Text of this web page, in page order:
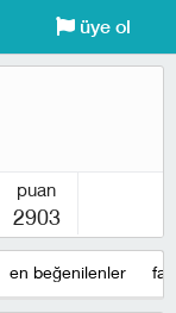
üye ol
puan
2903
en beğenilenler